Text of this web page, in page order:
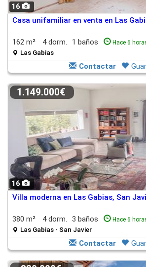
16
Casa unifamiliar en venta en Las
162 m² 4 dorm. 1 baños Hace 6
Las Gabias
Contactar
16
1.149.000€
Villa moderna en Las Gabias, San
380 m² 4 dorm. 3 baños Hace 6
Las Gabias - San Javier
Contactar